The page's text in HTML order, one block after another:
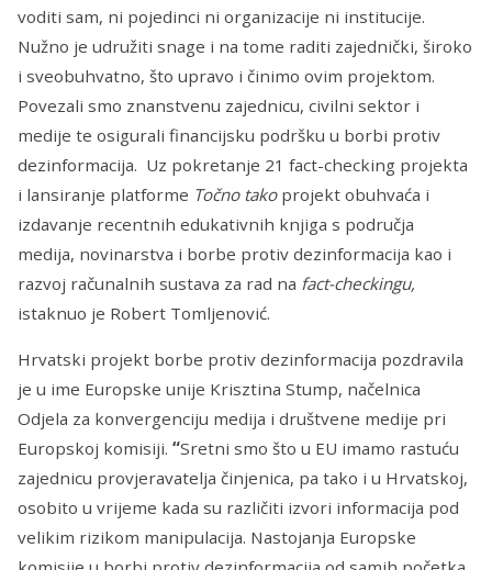
voditi sam, ni pojedinci ni organizacije ni institucije.
Nužno je udružiti snage i na tome raditi zajednički, široko
i sveobuhvatno, što upravo i činimo ovim projektom.
Povezali smo znanstvenu zajednicu, civilni sektor i
medije te osigurali financijsku podršku u borbi protiv
dezinformacija. Uz pokretanje 21 fact-checking projekta
i lansiranje platforme Točno takoprojekt obuhvaća i
izdavanje recentnih edukativnih knjiga s područja
medija, novinarstva i borbe protiv dezinformacija kao i
razvoj računalnih sustava za rad na fact-checkingu,
istaknuo je Robert Tomljenović.
Hrvatski projekt borbe protiv dezinformacija pozdravila
je u ime Europske unije Krisztina Stump, načelnica
Odjela za konvergenciju medija i društvene medije pri
Europskoj komisiji. “Sretni smo što u EU imamo rastuću
zajednicu provjeravatelja činjenica, pa tako i u Hrvatskoj,
osobito u vrijeme kada su različiti izvori informacija pod
velikim rizikom manipulacija. Nastojanja Europske